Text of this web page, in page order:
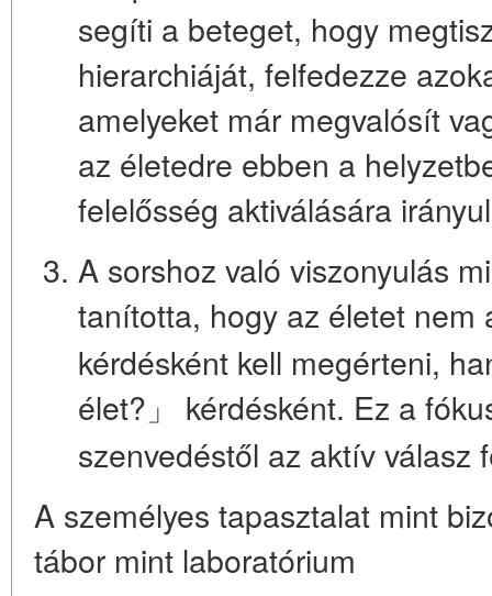
segíti a beteget, hogy
hierarchiáját, felfedezze
amelyeket már megvalósít
az életedre ebben a
felelősség aktiválására
A sorshoz való viszonyulás
tanította, hogy az életet nem
kérdésként kell megérteni,
élet?」 kérdésként. Ez a
szenvedéstől az aktív válasz
A személyes tapasztalat mint
tábor mint laboratórium